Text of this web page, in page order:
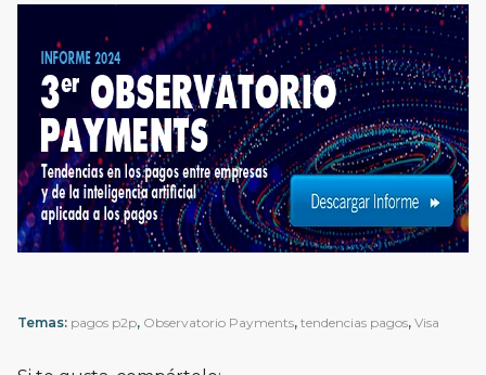
Temas: pagos p2p, Observatorio Payments,tendencias pagos,Visa